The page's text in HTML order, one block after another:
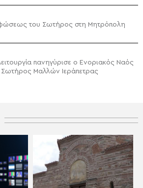
του Σωτήρος στη Μητρόπολη
πανηγύρισε ο Ενοριακός Ναός
Μαλλών Ιεράπετρας